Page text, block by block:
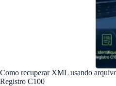
Como recuperar XML usando
Registro C100